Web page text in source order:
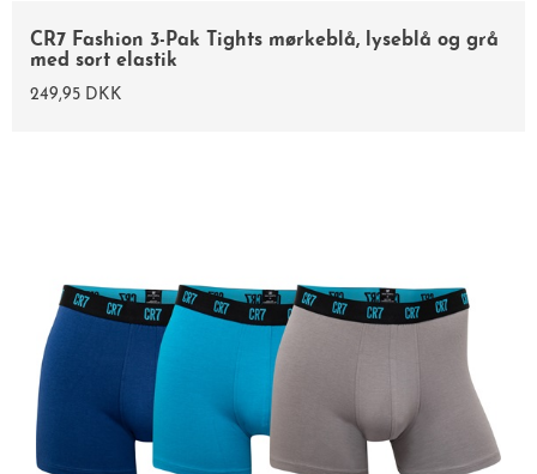
CR7 Fashion 3-Pak Tights mørkeblå, lyseblå og grå
med sort elastik
249,95 DKK